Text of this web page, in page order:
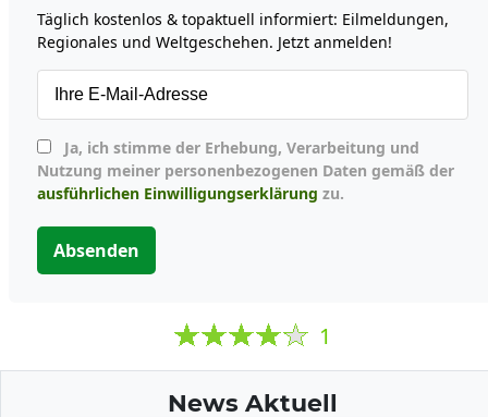
Täglich kostenlos & topaktuell informiert: Eilmeldungen,
Regionales und Weltgeschehen. Jetzt anmelden!
Nutzung meiner personenbezogenen Daten gemäß der
ausführlichen Einwilligungserklärung zu.
Absenden
1
News Aktuell